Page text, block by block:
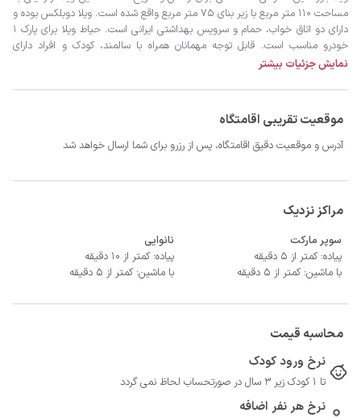
نمایش جزئیات بیشتر
موقعیت تقریبی اقامتگاه
آدرس و موقعیت دقیق اقامتگاه، پس از رزرو برای شما ارسال خواهد شد
مراکز نزدیک
سوپر مارکت
پیاده: کمتر از 5 دقیقه
با ماشین: کمتر از 5 دقیقه
نانوایی
پیاده: کمتر از 10 دقیقه
با ماشین: کمتر از 5 دقیقه
محاسبه قیمت
نرخ ورود کودک
تا 1 کودک زیر 3 سال در صورتحساب لحاظ نمی گردد
نرخ هر نفر اضافه